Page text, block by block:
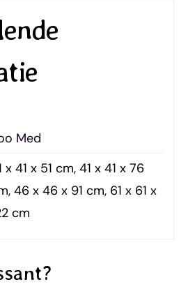
Med
x 41 x 51 cm, 41 x 41 x 76
, 46 x 46 x 91 cm, 61 x 61 x
cm